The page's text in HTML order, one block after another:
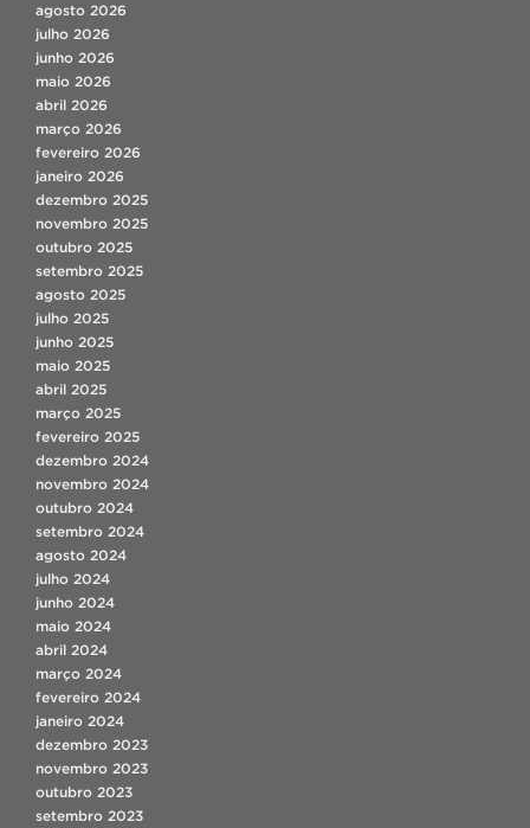
agosto 2026
julho 2026
junho 2026
maio 2026
abril 2026
março 2026
fevereiro 2026
janeiro 2026
dezembro 2025
novembro 2025
outubro 2025
setembro 2025
agosto 2025
julho 2025
junho 2025
maio 2025
abril 2025
março 2025
fevereiro 2025
dezembro 2024
novembro 2024
outubro 2024
setembro 2024
agosto 2024
julho 2024
junho 2024
maio 2024
abril 2024
março 2024
fevereiro 2024
janeiro 2024
dezembro 2023
novembro 2023
outubro 2023
setembro 2023